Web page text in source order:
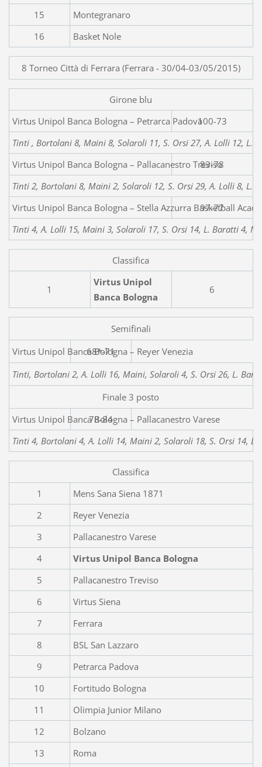
15
Montegranaro
16
Basket Nole
8 Torneo Città di Ferrara (Ferrara - 30/04-03/05/2015)
Girone blu
Virtus Unipol Banca Bologna –
100-73
Tinti , Bortolani 8, Maini 8, Solaroli 11, S. Orsi 27, A. Lolli 12, L.
Virtus Unipol Banca Bologna – Pallacanestro Treviso
83-78
Tinti 2, Bortolani 8, Maini 2, Solaroli 12, S. Orsi 29, A. Lolli 8, L.
Virtus Unipol Banca Bologna – Stella
97-77
Tinti 4, A. Lolli 15, Maini 3, Solaroli 17, S. Orsi 14, L. Baratti 4,
Classifica
1
Virtus Unipol
Banca Bologna
6
Semifinali
Virtus Unipol Banca
68*-71
Tinti, Bortolani 2, A. Lolli 16, Maini, Solaroli 4, S. Orsi 26, L.
Finale 3 posto
Virtus Unipol Banca Bologna – Pallacanestro Varese
78-84
Tinti 4, Bortolani 4, A. Lolli 14, Maini 2, Solaroli 18, S. Orsi 14,
Classifica
1
Mens Sana Siena 1871
2
Reyer Venezia
3
Pallacanestro Varese
4
Virtus Unipol Banca Bologna
5
Pallacanestro Treviso
6
Virtus Siena
7
Ferrara
8
BSL San Lazzaro
9
Petrarca Padova
10
Fortitudo Bologna
11
Olimpia Junior Milano
12
Bolzano
13
Roma